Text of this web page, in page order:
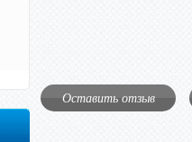
Оставить отзыв